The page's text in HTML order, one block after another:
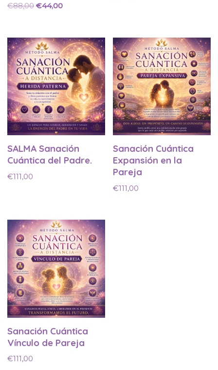
€88,00 €44,00
SALMA Sanación
Cuántica del Padre.
€111,00
Sanación Cuántica
Expansión en la
Pareja
€111,00
Sanación Cuántica
Vínculo de Pareja
€111,00